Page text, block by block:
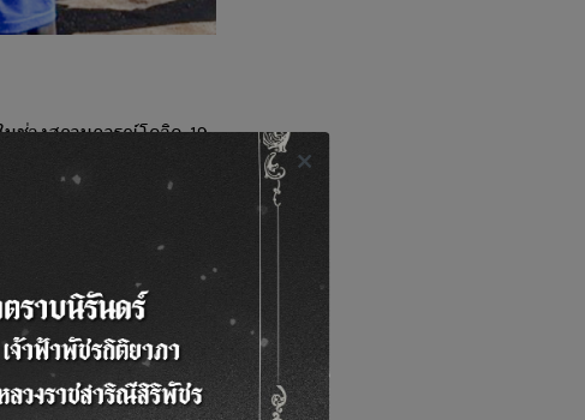
ช่วงสถานการณ์โควิด-19
ะจำทุกๆ2สัปดาห์สำหรับ
ากLab ที่ได้รับการ
าจะเป็นโซนสำนักงาน
การป้องกันของบริษัทฯทุก
ละมีจุดสำหรับล้างมือให้
มาติดต่อหรือเยี่ยมชม